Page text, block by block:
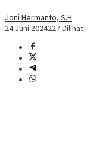
Joni Hermanto, S.H
24 Juni 2024227 Dilihat